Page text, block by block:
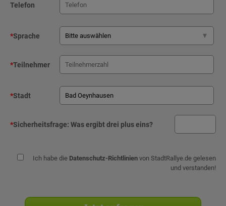
Telefon
*Sprache
*Teilnehmer
*Stadt
*Sicherheitsfrage: Was ergibt drei plus eins?
Ich habe die Datenschutz-Richtlinien von StadtRallye.de gelesen
und verstanden!